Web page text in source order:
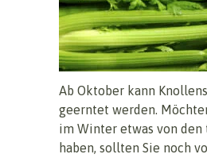
Ab Oktober kann
geerntet werden.
im Winter etwas von
haben, sollten Sie noch